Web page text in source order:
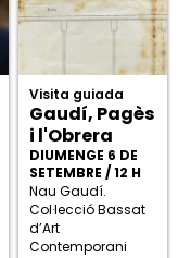
Visita guiada
Gaudí, Pagès
i l'Obrera
DIUMENGE 6 DE
SETEMBRE / 12 H
Nau Gaudí.
Col·lecció Bassat
d’Art
Contemporani